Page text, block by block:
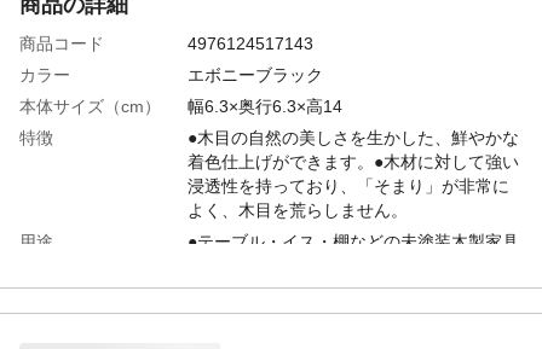
商品コード
4976124517143
カラー
エボニーブラック
本体サイズ（cm）
幅6.3×奥行6.3×高14
特徴
●木目の自然の美しさを生かした、鮮やかな
着色仕上げができます。●木材に対して強い
浸透性を持っており、「そまり」が非常に
よく、木目を荒らしません。
用途
●テーブル・イス・棚などの未塗装木製家具
木製建具類、ペーパークラフトなどの工作
品に。